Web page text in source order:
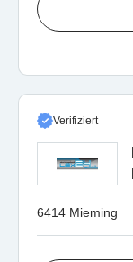
Verifiziert
6414 Mieming